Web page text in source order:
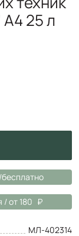
25 л
/ от 180
МЛ-402314